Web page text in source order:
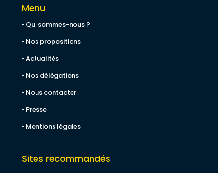
Menu
• Qui sommes-nous ?
• Nos propositions
• Actualités
• Nos délégations
• Nous contacter
• Presse
• Mentions légales
Sites recommandés